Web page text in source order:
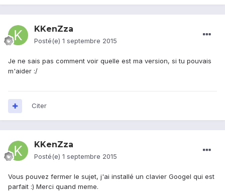
KKenZza
Posté(e) 1 septembre 2015
Je ne sais pas comment voir quelle est ma version, si tu pouvais
m'aider :/
Citer
KKenZza
Posté(e) 1 septembre 2015
Vous pouvez fermer le sujet, j'ai installé un clavier Googel qui est
parfait :) Merci quand meme.